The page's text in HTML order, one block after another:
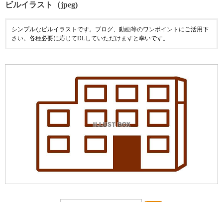
ビルイラスト（jpeg)
シンプルなビルイラストです。ブログ、動画等のワンポイントにご活用下
さい。各種必要に応じてDLしていただけますと幸いです。